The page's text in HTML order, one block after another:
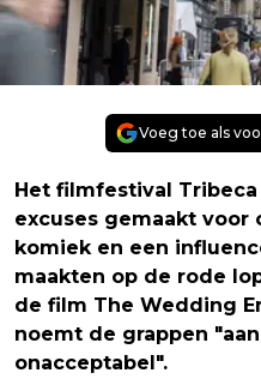
Voeg toe als
Het filmfestival
excuses gemaakt voor
komiek en een
maakten op de rode
de film The Wedding
noemt de grappen
onacceptabel".